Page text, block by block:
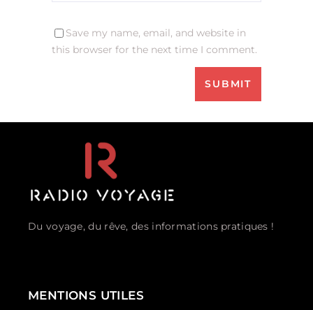
Save my name, email, and website in
this browser for the next time I comment.
Du voyage, du rêve, des informations pratiques !
MENTIONS UTILES